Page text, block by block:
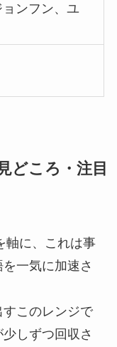
ンフン、ユ
どころ・注目
軸に、これは事
一気に加速さ
このレンジで
しずつ回収さ